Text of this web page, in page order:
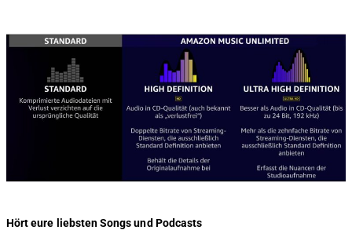
Hört eure liebsten Songs und Podcasts